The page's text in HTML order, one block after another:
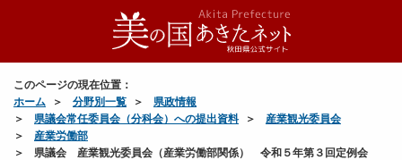
このページの現在位置：
ホーム
分野別一覧
県政情報
県議会常任委員会（分科会）への提出資料
産業観光委員会
産業労働部
県議会 産業観光委員会（産業労働部関係） 令和５年第３回定例会